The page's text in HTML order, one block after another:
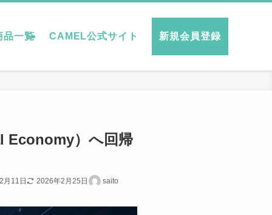
品一覧 CAMEL公式サイト 新規会員登録
Economy）へ回帰
月11日 2026年2月25日 saito